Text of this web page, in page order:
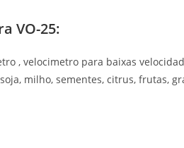
VO-25:
, velocimetro para baixas
milho, sementes, citrus, frutas,